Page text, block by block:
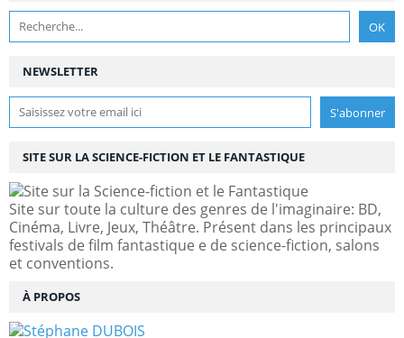
NEWSLETTER
SITE SUR LA SCIENCE-FICTION ET LE FANTASTIQUE
Site sur toute la culture des genres de l'imaginaire: BD,
Cinéma, Livre, Jeux, Théâtre. Présent dans les principaux
festivals de film fantastique e de science-fiction, salons
et conventions.
À PROPOS